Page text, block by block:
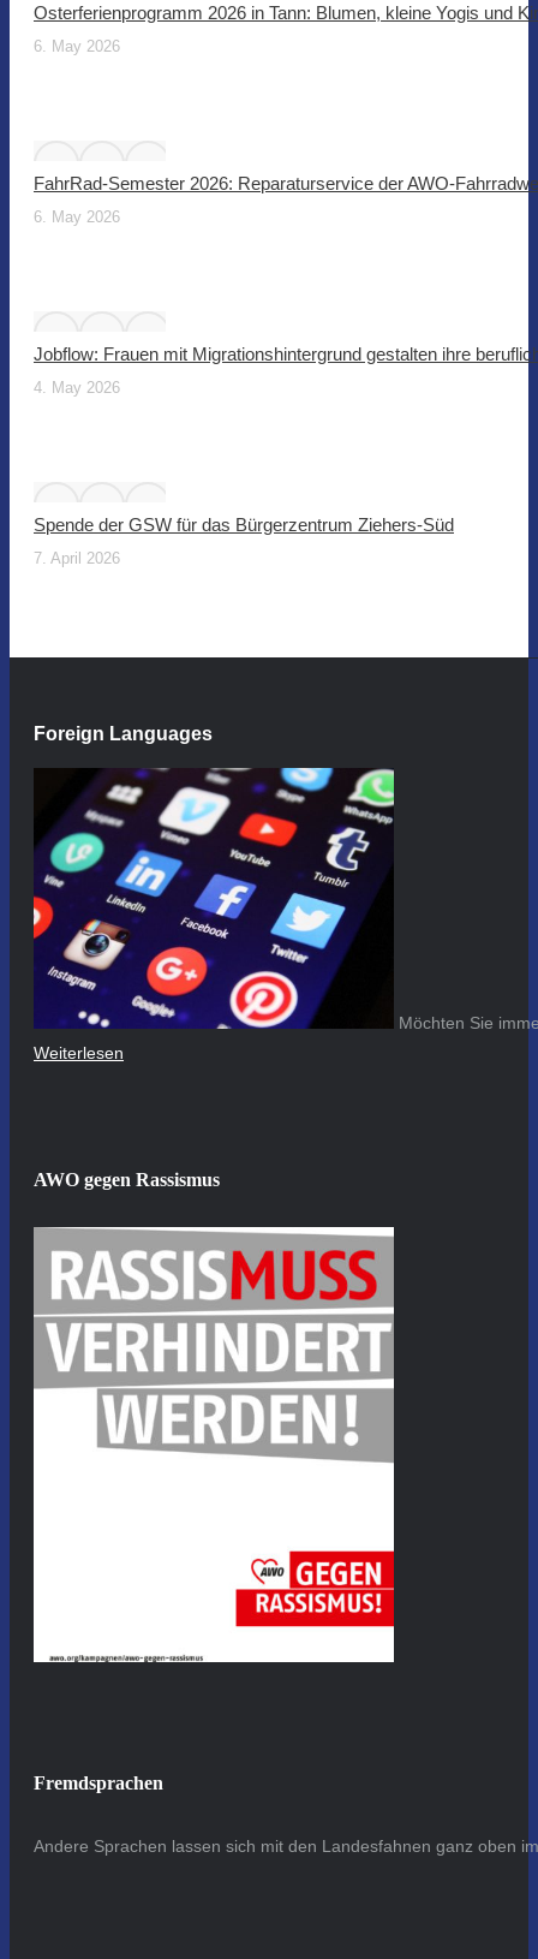
Osterferienprogramm 2026 in Tann: Blumen, kleine Yogis und
6. May 2026
FahrRad-Semester 2026: Reparaturservice der AWO-
6. May 2026
Jobflow: Frauen mit Migrationshintergrund gestalten ihre
4. May 2026
Spende der GSW für das Bürgerzentrum Ziehers-Süd
7. April 2026
Foreign Languages
Möchten Sie
Weiterlesen
AWO gegen Rassismus
Fremdsprachen
Andere Sprachen lassen sich mit den Landesfahnen ganz oben